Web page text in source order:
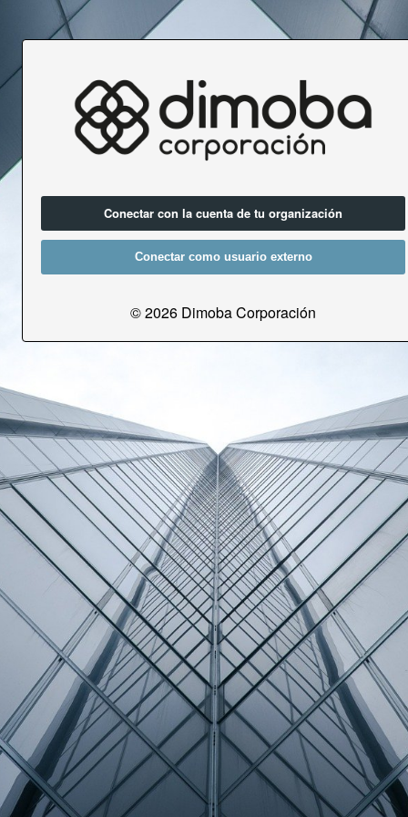
Conectar con la cuenta de tu organización
Conectar como usuario externo
© 2026 Dimoba Corporación